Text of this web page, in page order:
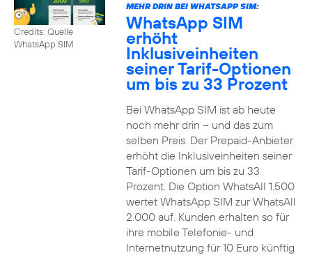
Credits: Quelle
WhatsApp SIM
MEHR DRIN BEI WHATSAPP SIM:
WhatsApp SIM
erhöht
Inklusiveinheiten
seiner Tarif-Optionen
um bis zu 33 Prozent
Bei WhatsApp SIM ist ab heute
noch mehr drin – und das zum
selben Preis. Der Prepaid-Anbieter
erhöht die Inklusiveinheiten seiner
Tarif-Optionen um bis zu 33
Prozent. Die Option WhatsAll 1.500
wertet WhatsApp SIM zur WhatsAll
2.000 auf. Kunden erhalten so für
ihre mobile Telefonie- und
Internetnutzung für 10 Euro künftig